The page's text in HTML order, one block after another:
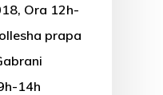
Ora 12h-
prapa
14h